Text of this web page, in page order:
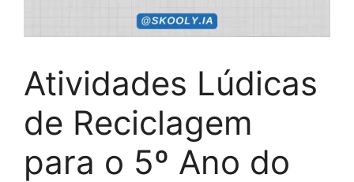
Atividades Lúdicas
de Reciclagem
para o 5º Ano do